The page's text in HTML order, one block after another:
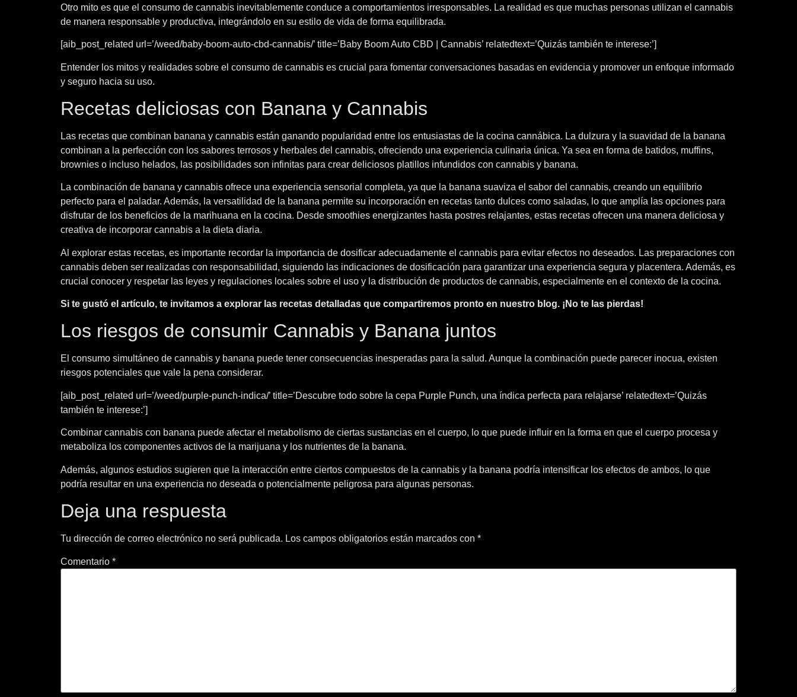
Otro mito es que el consumo de cannabis inevitablemente conduce a comportamientos irresponsables. La realidad es que muchas personas utilizan el cannabis
de manera responsable y productiva, integrándolo en su estilo de vida de forma equilibrada.
[aib_post_related url=’/weed/baby-boom-auto-cbd-cannabis/’ title=’Baby Boom Auto CBD | Cannabis’ relatedtext=’Quizás también te interese:’]
Entender los mitos y realidades sobre el consumo de cannabis es crucial para fomentar conversaciones basadas en evidencia y promover un enfoque informado
y seguro hacia su uso.
Recetas deliciosas con Banana y Cannabis
Las recetas que combinan banana y cannabis están ganando popularidad entre los entusiastas de la cocina cannábica. La dulzura y la suavidad de la banana
combinan a la perfección con los sabores terrosos y herbales del cannabis, ofreciendo una experiencia culinaria única. Ya sea en forma de batidos, muffins,
brownies o incluso helados, las posibilidades son infinitas para crear deliciosos platillos infundidos con cannabis y banana.
La combinación de banana y cannabis ofrece una experiencia sensorial completa, ya que la banana suaviza el sabor del cannabis, creando un equilibrio
perfecto para el paladar. Además, la versatilidad de la banana permite su incorporación en recetas tanto dulces como saladas, lo que amplía las opciones para
disfrutar de los beneficios de la marihuana en la cocina. Desde smoothies energizantes hasta postres relajantes, estas recetas ofrecen una manera deliciosa y
creativa de incorporar cannabis a la dieta diaria.
Al explorar estas recetas, es importante recordar la importancia de dosificar adecuadamente el cannabis para evitar efectos no deseados. Las preparaciones con
cannabis deben ser realizadas con responsabilidad, siguiendo las indicaciones de dosificación para garantizar una experiencia segura y placentera. Además, es
crucial conocer y respetar las leyes y regulaciones locales sobre el uso y la distribución de productos de cannabis, especialmente en el contexto de la cocina.
Si te gustó el artículo, te invitamos a explorar las recetas detalladas que compartiremos pronto en nuestro blog. ¡No te las pierdas!
Los riesgos de consumir Cannabis y Banana juntos
El consumo simultáneo de cannabis y banana puede tener consecuencias inesperadas para la salud. Aunque la combinación puede parecer inocua, existen
riesgos potenciales que vale la pena considerar.
[aib_post_related url=’/weed/purple-punch-indica/’ title=’Descubre todo sobre la cepa Purple Punch, una índica perfecta para relajarse’ relatedtext=’Quizás
también te interese:’]
Combinar cannabis con banana puede afectar el metabolismo de ciertas sustancias en el cuerpo, lo que puede influir en la forma en que el cuerpo procesa y
metaboliza los componentes activos de la marijuana y los nutrientes de la banana.
Además, algunos estudios sugieren que la interacción entre ciertos compuestos de la cannabis y la banana podría intensificar los efectos de ambos, lo que
podría resultar en una experiencia no deseada o potencialmente peligrosa para algunas personas.
Deja una respuesta
Tu dirección de correo electrónico no será publicada. Los campos obligatorios están marcados con *
Comentario *